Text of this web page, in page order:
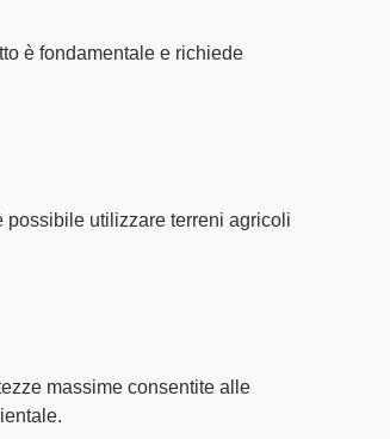
è fondamentale e richiede
possibile utilizzare terreni agricoli
massime consentite alle
.